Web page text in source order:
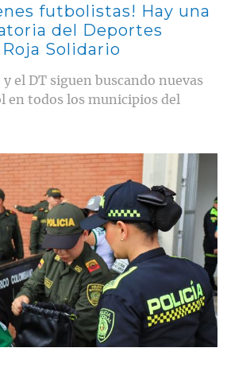
futbolistas! Hay una
del Deportes
Solidario
el DT siguen buscando nuevas
en todos los municipios del